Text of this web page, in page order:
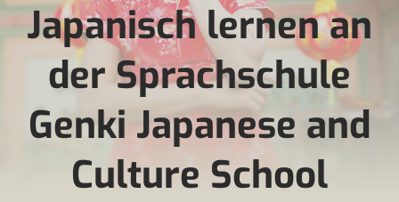
Japanisch lernen an
der Sprachschule
Genki Japanese and
Culture School